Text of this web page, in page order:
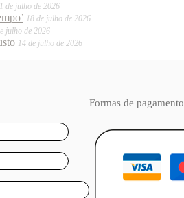
de julho de 2026
18 de julho de 2026
julho de 2026
14 de julho de 2026
Formas de pagamento